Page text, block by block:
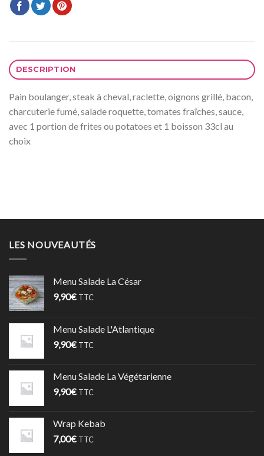
DESCRIPTION
Pain boulanger, steak à cheval, raclette, oignons grillé, bacon,
charcuterie fumé, salade roquette, tomates fraîches, sauce,
avec 1 portion de frites ou potatoes et 1 boisson 33cl au
choix
LES NOUVEAUTÉS
Menu Salade La César
9,90€ TTC
Menu Salade L'Atlantique
9,90€ TTC
Menu Salade La Végétarienne
9,90€ TTC
Wrap Kebab
7,00€ TTC